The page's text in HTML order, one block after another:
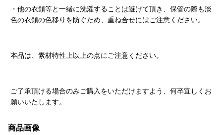
・他の衣類等と一緒に洗濯することは避けて頂き、保管の際も淡
色の衣類の色移りを防ぐため、重ね合せにはご注意ください。
本品は、素材特性上以上の点にご注意ください。
ご了承頂ける場合のみご購入をいただけますよう、何卒宜しくお
願いいたします。
商品画像